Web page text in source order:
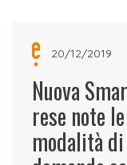
20/12/2019
Nuova
rese note
modalità